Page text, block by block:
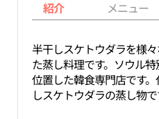
紹介 メニュー
半干しスケトウダラを様
た蒸し料理です。ソウル
位置した韓食専門店です
しスケトウダラの蒸し物で